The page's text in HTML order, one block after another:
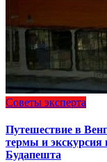
Советы эксперта
Путешествие в
термы и экскурсия
Будапешта